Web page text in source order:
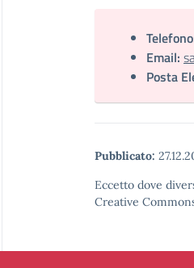
Email:
Posta
Pubblicato:
Eccetto dove
Creative